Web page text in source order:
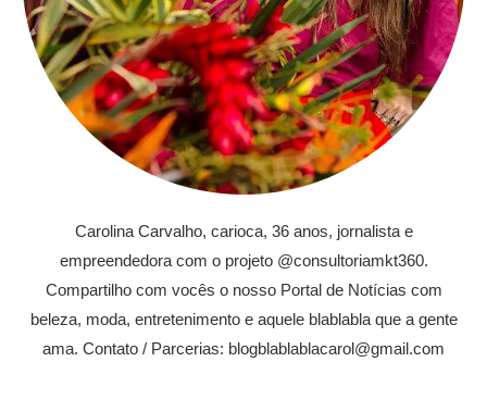
Carolina Carvalho, carioca, 36 anos, jornalista e
empreendedora com o projeto @consultoriamkt360.
Compartilho com vocês o nosso Portal de Notícias com
beleza, moda, entretenimento e aquele blablabla que a gente
ama. Contato / Parcerias: blogblablablacarol@gmail.com